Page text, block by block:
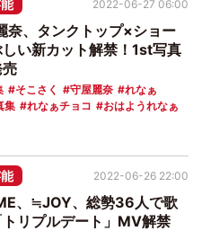
奈、タンクトップ×ショー
い新カット解禁！1st写真
そこさく 守屋麗奈
れなぁ
集
れなぁチョコ
おはようれなぁ
2022-06-27 06:00
、≒JOY、総勢36人で歌
リプルデート」MV解禁
2022-06-26 22:00